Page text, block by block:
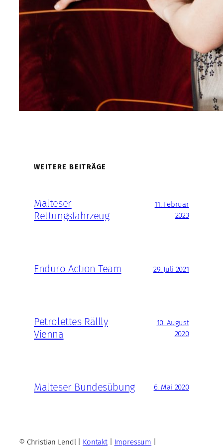
WEITERE BEITRÄGE
Malteser
Rettungsfahrzeug
11. Februar
2023
Enduro Action Team 29. Juli 2021
Petrolettes Rällly
Vienna
10. August
2020
Malteser Bundesübung 6. Mai 2020
© Christian Lendl | Kontakt| Impressum